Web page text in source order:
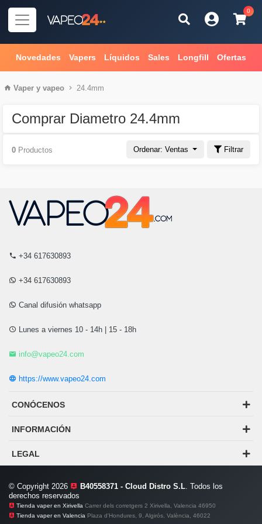
0
Novedades Vapers Líquidos Sales Longfill Ofertas
Vaper y vapeo 24.4mm
Comprar Diametro 24.4mm
Ordenar: Ventas Filtrar
0 Productos
+34 617630893
+34 617630893
Canal difusión whatsapp
Lunes a viernes 10 - 14h | 15 - 18h
info@vapeo24.com
https://www.vapeo24.com
CONÓCENOS
INFORMACIÓN
LEGAL
© Copyright 2026 B40558371 - Cloud Distro S.L. Todos los
derechos reservados
Tienda vaper en Xirivella Carrer dels corretgers 2 Xirivella, Valencia 46950
Tienda vaper en Valencia Plaza d'Hondures, 9, Algirós, València, 46022